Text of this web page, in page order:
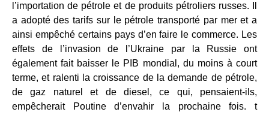
l’importation de pétrole et de produits pétroliers russes. Il
a adopté des tarifs sur le pétrole transporté par mer et a
ainsi empêché certains pays d’en faire le commerce. Les
effets de l’invasion de l’Ukraine par la Russie ont
également fait baisser le PIB mondial, du moins à court
terme, et ralenti la croissance de la demande de pétrole,
de gaz naturel et de diesel, ce qui, pensaient-ils,
empêcherait Poutine d’envahir la prochaine fois. t